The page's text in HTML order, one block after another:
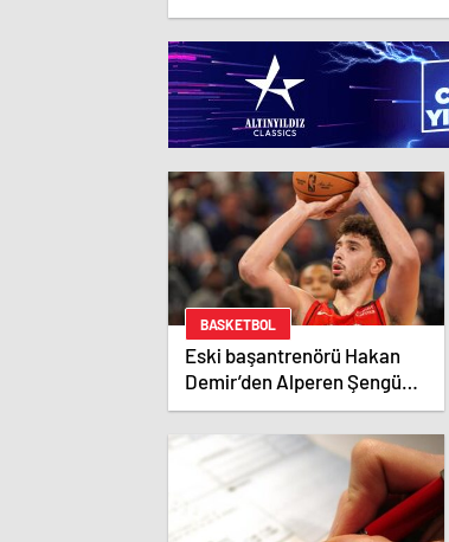
BASKETBOL
Eski başantrenörü Hakan
Demir’den Alperen Şengün’e
övgü